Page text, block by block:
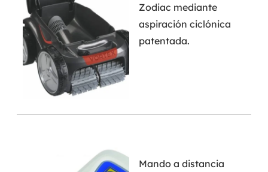
Zodiac mediante
aspiración ciclónica
patentada.
Mando a distancia